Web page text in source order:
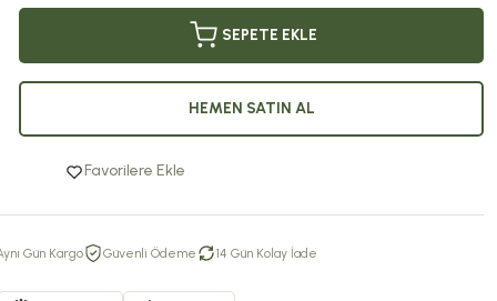
SEPETE EKLE
HEMEN SATIN AL
Favorilere Ekle
Gün Kargo Güvenli Ödeme 14 Gün Kolay İade